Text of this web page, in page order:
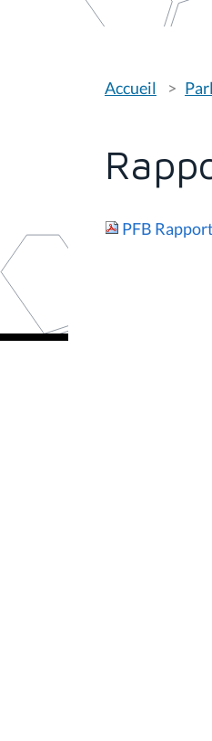
o
t
s
i
Accueil
PFB